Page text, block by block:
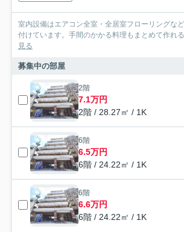
室内設備はエアコン全室・全居室フローリングな
付けています。手間のかかる料理もまとめて作れ
見る
募集中の部屋
2階
7.1万円
2階 / 28.27㎡ / 1K
6階
6.5万円
6階 / 24.22㎡ / 1K
6階
6.6万円
6階 / 24.22㎡ / 1K